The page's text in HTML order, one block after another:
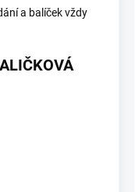
a balíček vždy